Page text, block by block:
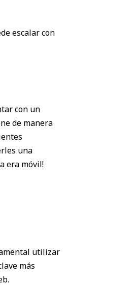
escalar con
con un
de manera
una
era móvil!
utilizar
más